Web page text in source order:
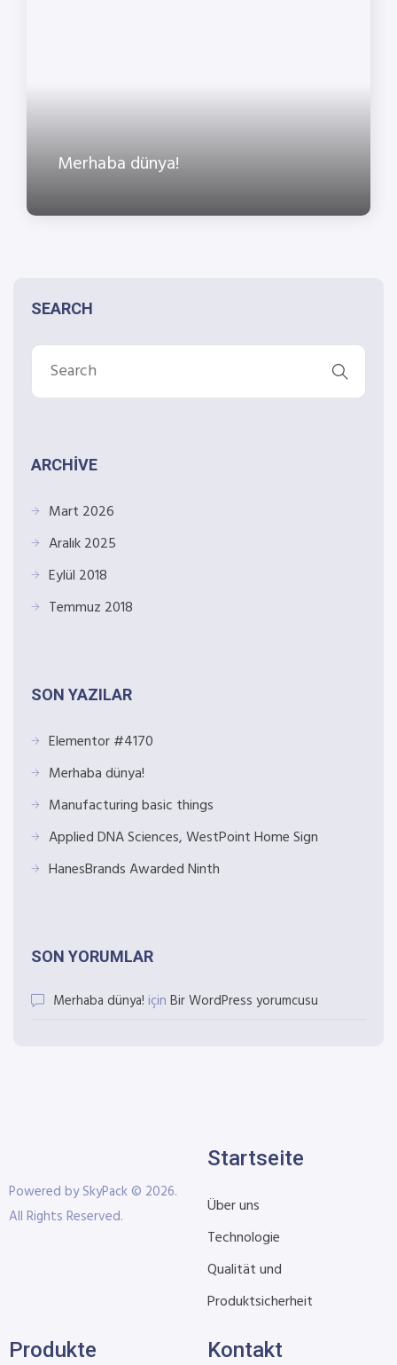
Merhaba dünya!
SEARCH
ARCHIVE
Mart 2026
Aralık 2025
Eylül 2018
Temmuz 2018
SON YAZILAR
Elementor #4170
Merhaba dünya!
Manufacturing basic things
Applied DNA Sciences, WestPoint Home Sign
HanesBrands Awarded Ninth
SON YORUMLAR
Merhaba dünya! için Bir WordPress yorumcusu
Powered by SkyPack © 2026.
All Rights Reserved.
Startseite
Über uns
Technologie
Qualität und
Produktsicherheit
Produkte Kontakt